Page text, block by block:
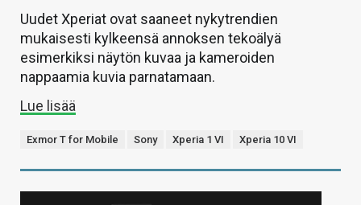
Uudet Xperiat ovat saaneet nykytrendien
mukaisesti kylkeensä annoksen tekoälyä
esimerkiksi näytön kuvaa ja kameroiden
nappaamia kuvia parnatamaan.
Lue lisää
Exmor T for Mobile Sony Xperia 1 VI Xperia 10 VI